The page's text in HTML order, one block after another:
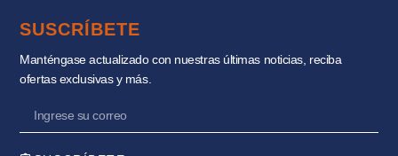
SUSCRÍBETE
Manténgase actualizado con nuestras últimas noticias, reciba
ofertas exclusivas y más.